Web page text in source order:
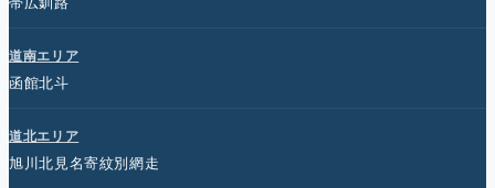
道南エリア
函館北斗
道北エリア
旭川北見 名寄紋別網走